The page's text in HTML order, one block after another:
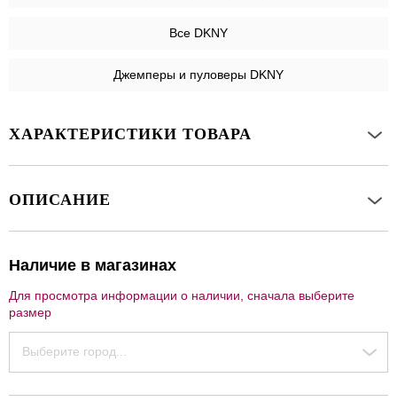
Все DKNY
Джемперы и пуловеры DKNY
ХАРАКТЕРИСТИКИ ТОВАРА
ОПИСАНИЕ
Наличие в магазинах
Для просмотра информации о наличии, сначала выберите
размер
Выберите город...